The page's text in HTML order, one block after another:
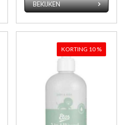
BEKIJKEN
KORTING 10 %